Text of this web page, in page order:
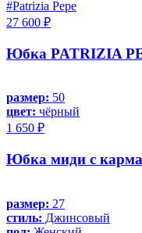
#Patrizia Pepe
27 600 ₽
Юбка PATRIZIA
размер: 50
цвет: чёрный
1 650 ₽
Юбка миди с
размер: 27
стиль: Джинсовый